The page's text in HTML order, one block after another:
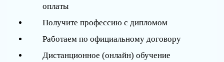
оплаты
Получите профессию с дипломом
Работаем по официальному договору
Дистанционное (онлайн) обучение